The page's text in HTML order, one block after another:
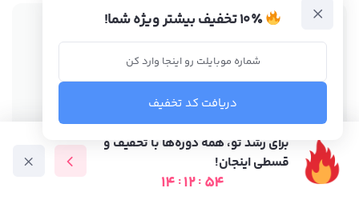
تو دوره فرصت‌های اینترنتی بهترین راه رو بهت نشون
میدیم!
۱۰٪ تخفیف بیشتر ویژه شما!
دریافت کد تخفیف
برای رشد تو، همه دوره‌ها با تخفیف و
قسطی اینجان!
14 :12: 52 دوره آموزشی متخصص ها